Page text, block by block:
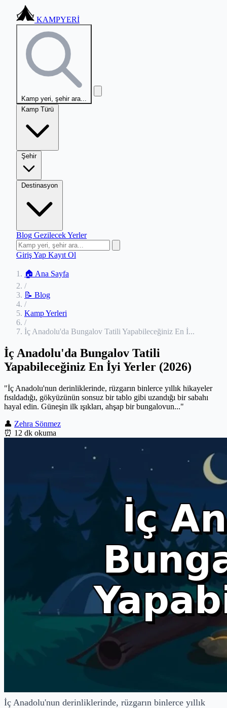
KAMPYERİ
Kamp yeri, şehir ara...
Kamp Türü
Şehir
Destinasyon
Blog Gezilecek Yerler
Giriş Yap Kayıt Ol
🏠 Ana Sayfa
/
📝 Blog
/
Kamp Yerleri
/
İç Anadolu'da Bungalov Tatili Yapabileceğiniz En İ...
İç Anadolu'da Bungalov Tatili
Yapabileceğiniz En İyi Yerler (2026)
"İç Anadolu'nun derinliklerinde, rüzgarın binlerce yıllık hikayeler
fısıldadığı, gökyüzünün sonsuz bir tablo gibi uzandığı bir sabahı
hayal edin. Güneşin ilk ışıkları, ahşap bir bungalovun..."
👤 Zehra Sönmez
⏰ 12 dk okuma
İç Anadolu'nun derinliklerinde, rüzgarın binlerce yıllık